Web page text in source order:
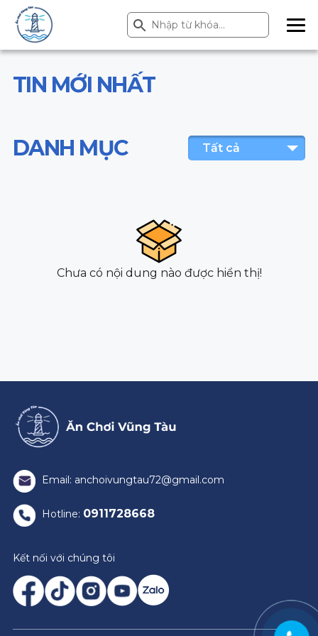
Search
for:
Search Button
ME
NU
TIN MỚI NHẤT
DANH MỤC Tất cả
Chưa có nội dung nào được hiển thị!
Email: anchoivungtau72@gmail.com
Hotline: 0911728668
Kết nối với chúng tôi